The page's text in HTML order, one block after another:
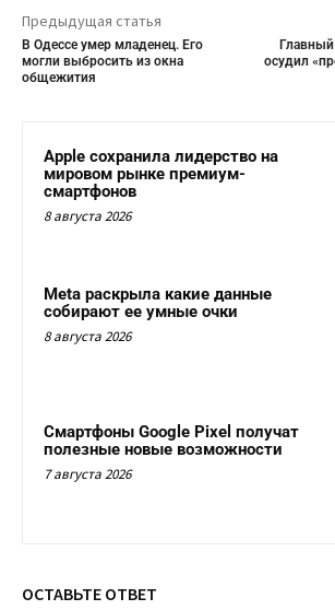
Предыдущая статья
В Одессе умер младенец. Его
могли выбросить из окна
общежития
осудил
Apple сохранила лидерство на
мировом рынке премиум-
смартфонов
8 августа 2026
Meta раскрыла какие данные
собирают ее умные очки
8 августа 2026
Смартфоны Google Pixel получат
полезные новые возможности
7 августа 2026
ОСТАВЬТЕ ОТВЕТ